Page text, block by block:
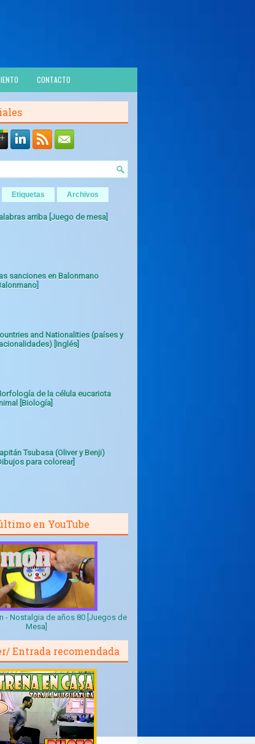
CONTACTO
Etiquetas Archivos
arriba [Juego de mesa]
sanciones en Balonmano
and Nationalities (países y
[Inglés]
de la célula eucariota
[Biología]
Tsubasa (Oliver y Benji)
para colorear]
en YouTube
- Nostalgia de años 80 [Juegos de
Mesa]
Entrada recomendada